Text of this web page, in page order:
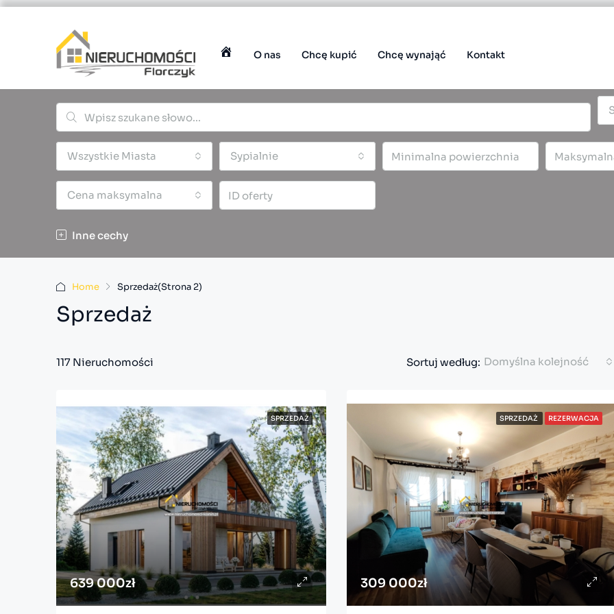
O nas Chcę kupić Chcę wynająć Kontakt
Wszystkie Miasta Sypialnie
Cena maksymalna
Inne cechy
Home Sprzedaż(Strona 2)
Sprzedaż
117 Nieruchomości Sortuj według: Domyślna kolejność
SPRZEDAŻ
639 000zł
SPRZEDAŻ REZERWACJA
309 000zł
REZERWACJA
POLECANE POZYCJE
229 000zł
11 Listopada 21, Konin,